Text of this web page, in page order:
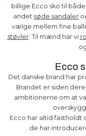
billige Ecco sko til
andet søde sandaler
vælge mellem fine
støvler. Til mænd har vi
Ecco
Det danske brand har
Brandet er siden
ambitionerne om at
Ecco har altid
de har